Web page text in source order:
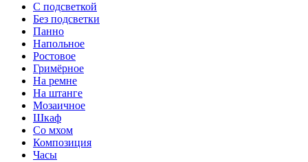
С подсветкой
Без подсветки
Панно
Напольное
Ростовое
Гримёрное
На ремне
На штанге
Мозаичное
Шкаф
Со мхом
Композиция
Часы